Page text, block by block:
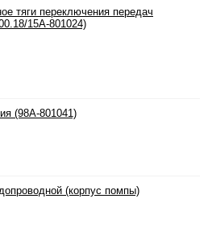
тяги переключения передач
15A-801024)
(98A-801041)
(корпус помпы)